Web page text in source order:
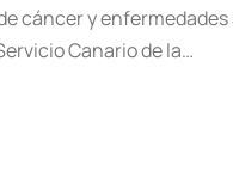
cáncer y
Canario de la…